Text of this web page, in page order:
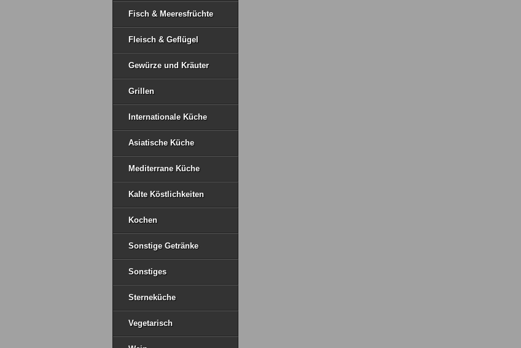
Fisch & Meeresfrüchte
Fleisch & Geflügel
Gewürze und Kräuter
Grillen
Internationale Küche
Asiatische Küche
Mediterrane Küche
Kalte Köstlichkeiten
Kochen
Sonstige Getränke
Sonstiges
Sterneküche
Vegetarisch